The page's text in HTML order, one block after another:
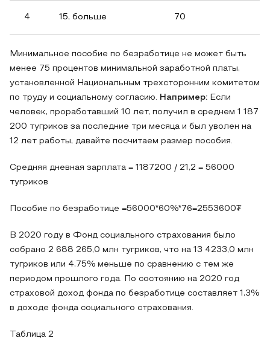
4 15, больше 70
Минимальное пособие по безработице не может быть
менее 75 процентов минимальной заработной платы,
установленной Национальным трехсторонним комитетом
по труду и социальному согласию. Например: Если
человек, проработавший 10 лет, получил в среднем 1 187
200 тугриков за последние три месяца и был уволен на
12 лет работы, давайте посчитаем размер пособия.
Средняя дневная зарплата = 1187200 / 21,2 = 56000
тугриков
Пособие по безработице =56000*60%*76=2553600₮
В 2020 году в Фонд социального страхования было
собрано 2 688 265,0 млн тугриков, что на 13 4233,0 млн
тугриков или 4,75% меньше по сравнению с тем же
периодом прошлого года. По состоянию на 2020 год
страховой доход фонда по безработице составляет 1,3%
в доходе фонда социального страхования.
Таблица 2